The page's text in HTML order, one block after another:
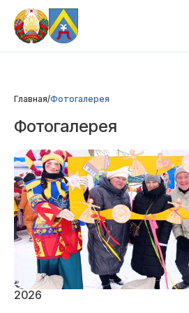
Главная/Фотогалерея
Фотогалерея
2026